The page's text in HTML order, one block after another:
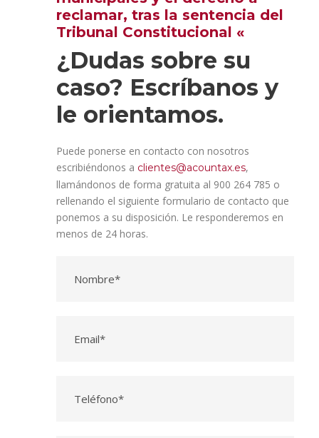
reclamar, tras la sentencia del
Tribunal Constitucional «
¿Dudas sobre su
caso? Escríbanos y
le orientamos.
Puede ponerse en contacto con nosotros
escribiéndonos a clientes@acountax.es,
llamándonos de forma gratuita al 900 264 785 o
rellenando el siguiente formulario de contacto que
ponemos a su disposición. Le responderemos en
menos de 24 horas.